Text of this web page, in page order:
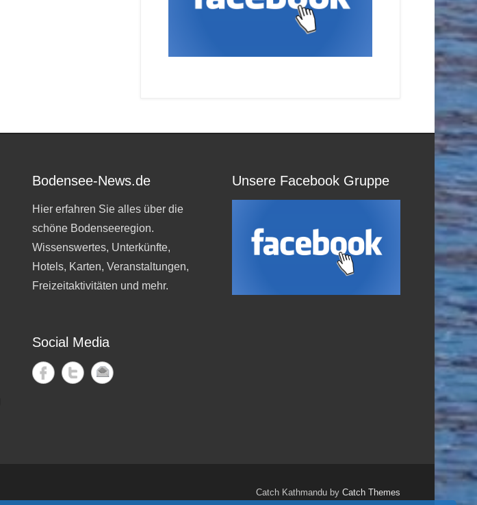
Bodensee-News.de
Hier erfahren Sie alles über die
schöne Bodenseeregion.
Wissenswertes, Unterkünfte,
Hotels, Karten, Veranstaltungen,
Freizeitaktivitäten und mehr.
Social Media
Unsere Facebook Gruppe
Catch Kathmandu by Catch Themes